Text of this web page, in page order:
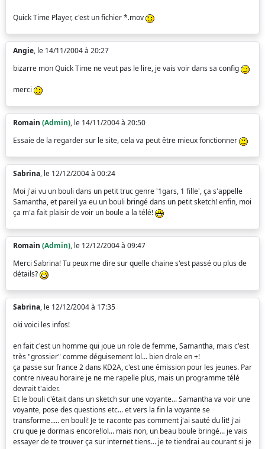
Quick Time Player, c'est un fichier *.mov
Angie, le 14/11/2004 à 20:27
bizarre mon Quick Time ne veut pas le lire, je vais voir dans sa config
merci
Romain (Admin), le 14/11/2004 à 20:50
Essaie de la regarder sur le site, cela va peut être mieux fonctionner
Sabrina, le 12/12/2004 à 00:24
Moi j'ai vu un bouli dans un petit truc genre '1gars, 1 fille', ça s'appelle
Samantha, et pareil ya eu un bouli bringé dans un petit sketch! enfin, moi
ça m'a fait plaisir de voir un boule a la télé!
Romain (Admin), le 12/12/2004 à 09:47
Merci Sabrina! Tu peux me dire sur quelle chaine s'est passé ou plus de
détails?
Sabrina, le 12/12/2004 à 17:35
oki voici les infos!
en fait c'est un homme qui joue un role de femme, Samantha, mais c'est
très "grossier" comme déguisement lol... bien drole en +!
ça passe sur france 2 dans KD2A, c'est une émission pour les jeunes. Par
contre niveau horaire je ne me rapelle plus, mais un programme télé
devrait t'aider.
Et le bouli c'était dans un sketch sur une voyante... Samantha va voir une
voyante, pose des questions etc... et vers la fin la voyante se
transforme..... en bouli! Je te raconte pas comment j'ai sauté du lit! j'ai
cru que je dormais encore!lol... mais non, un beau boule bringé... je vais
essayer de te trouver ça sur internet tiens... je te tiendrai au courant si je